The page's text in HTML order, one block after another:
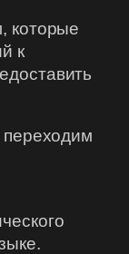
которые
к
переходим